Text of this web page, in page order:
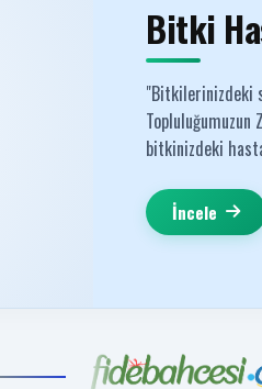
Bitki
"Bitkilerinizdeki
bitkinizdeki
İncele